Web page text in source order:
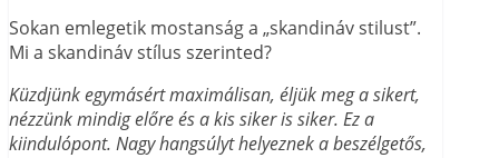
Sokan emlegetik mostanság a „skandináv stilust”.
Mi a skandináv stílus szerinted?
Küzdjünk egymásért maximálisan, éljük meg a sikert,
nézzünk mindig előre és a kis siker is siker. Ez a
kiindulópont. Nagy hangsúlyt helyeznek a beszélgetős,